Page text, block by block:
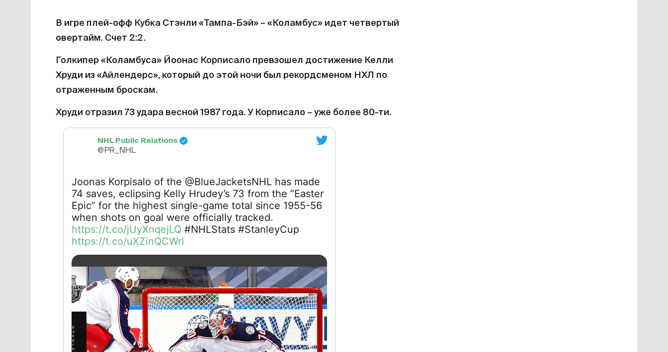
В игре плей-офф Кубка Стэнли «Тампа-Бэй» – «Коламбус» идет четвертый
овертайм. Счет 2:2.
Голкипер «Коламбуса» Йоонас Корписало превзошел достижение Келли
Хруди из «Айлендерс», который до этой ночи был рекордсменом НХЛ по
отраженным броскам.
Хруди отразил 73 удара весной 1987 года. У Корписало – уже более 80-ти.
NHL Public Relations
@PR_NHL
Joonas Korpisalo of the @BlueJacketsNHL has made
74 saves, eclipsing Kelly Hrudey’s 73 from the “Easter
Epic” for the highest single-game total since 1955-56
when shots on goal were officially tracked.
https://t.co/jUyXnqejLQ #NHLStats #StanleyCup
https://t.co/uXZinQCWrI